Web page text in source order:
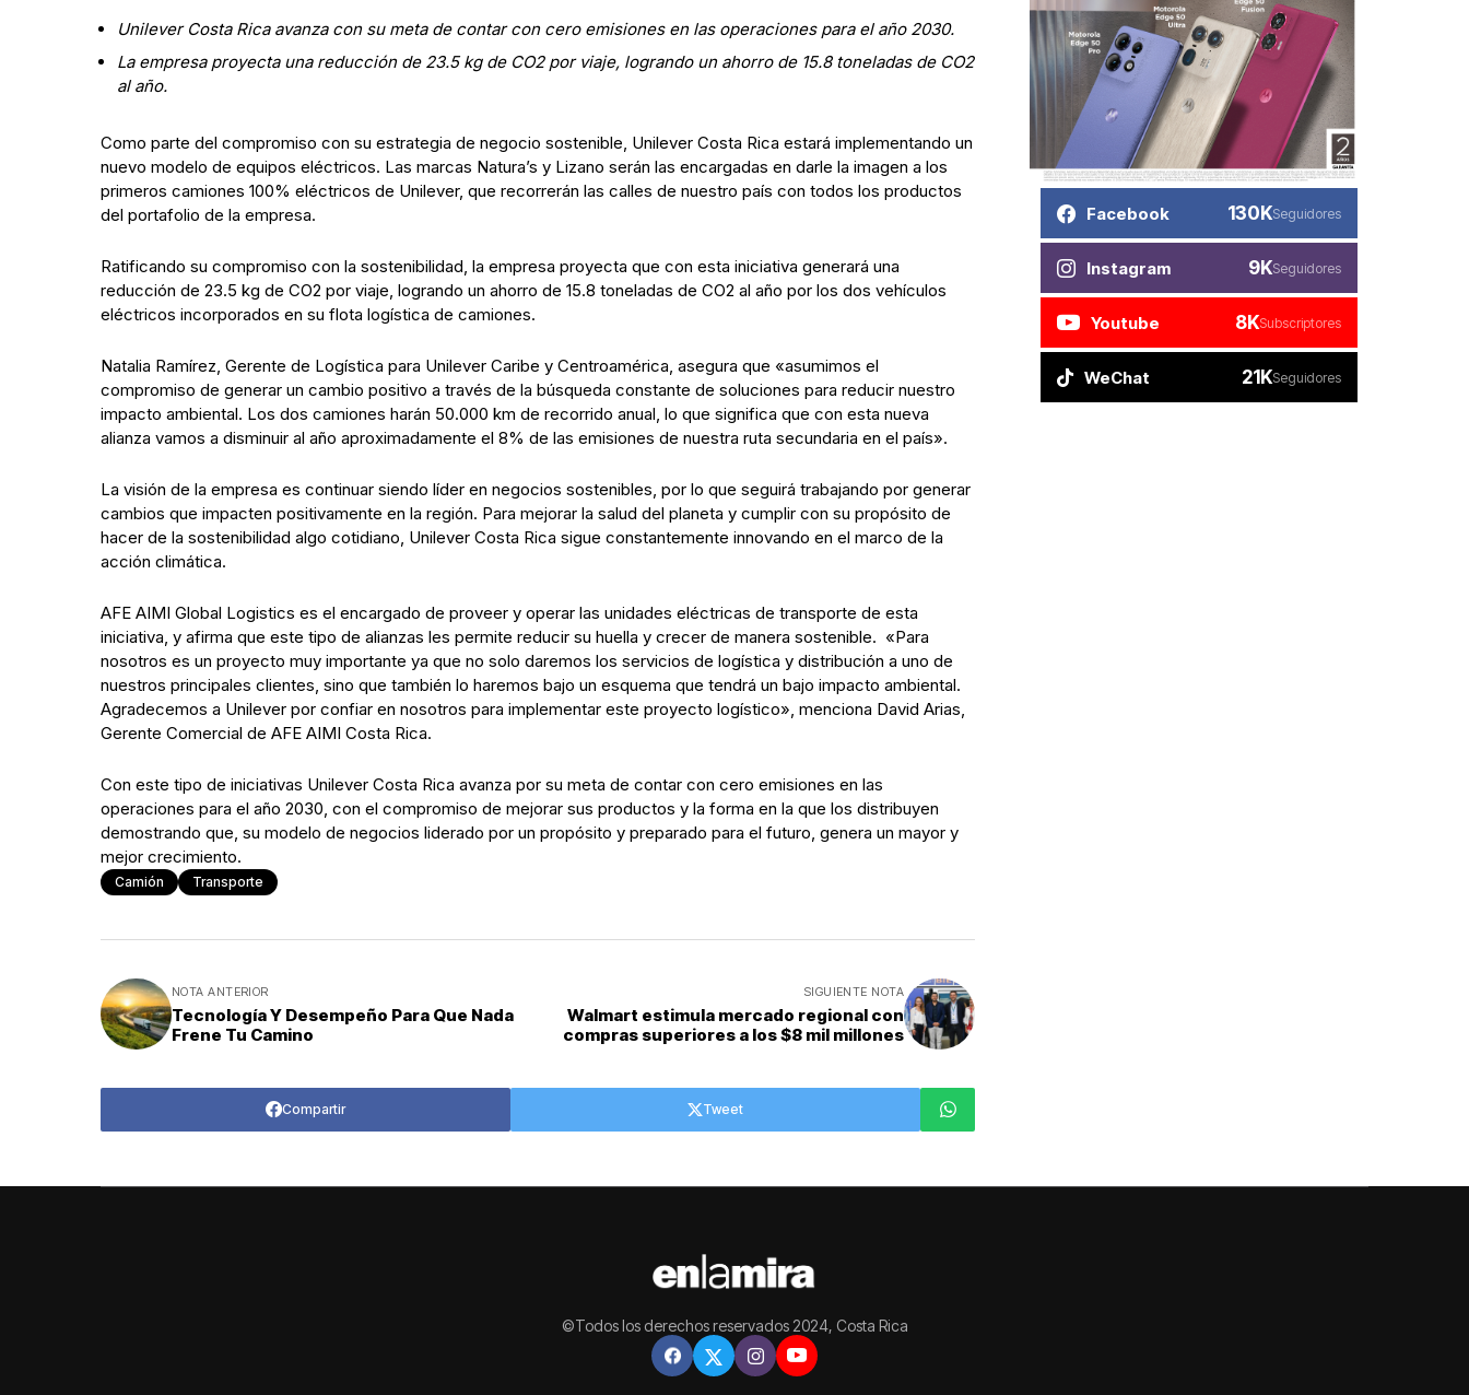
Unilever Costa Rica avanza con su meta de contar con cero emisiones en las operaciones para el año 2030.
La empresa proyecta una reducción de 23.5 kg de CO2 por viaje, logrando un ahorro de 15.8 toneladas de CO2
al año.
Como parte del compromiso con su estrategia de negocio sostenible, Unilever Costa Rica estará implementando un
nuevo modelo de equipos eléctricos. Las marcas Natura’s y Lizano serán las encargadas en darle la imagen a los
primeros camiones 100% eléctricos de Unilever, que recorrerán las calles de nuestro país con todos los productos
del portafolio de la empresa.
Ratificando su compromiso con la sostenibilidad, la empresa proyecta que con esta iniciativa generará una
reducción de 23.5 kg de CO2 por viaje, logrando un ahorro de 15.8 toneladas de CO2 al año por los dos vehículos
eléctricos incorporados en su flota logística de camiones.
Natalia Ramírez, Gerente de Logística para Unilever Caribe y Centroamérica, asegura que «asumimos el
compromiso de generar un cambio positivo a través de la búsqueda constante de soluciones para reducir nuestro
impacto ambiental. Los dos camiones harán 50.000 km de recorrido anual, lo que significa que con esta nueva
alianza vamos a disminuir al año aproximadamente el 8% de las emisiones de nuestra ruta secundaria en el país».
La visión de la empresa es continuar siendo líder en negocios sostenibles, por lo que seguirá trabajando por generar
cambios que impacten positivamente en la región. Para mejorar la salud del planeta y cumplir con su propósito de
hacer de la sostenibilidad algo cotidiano, Unilever Costa Rica sigue constantemente innovando en el marco de la
acción climática.
AFE AIMI Global Logistics es el encargado de proveer y operar las unidades eléctricas de transporte de esta
iniciativa, y afirma que este tipo de alianzas les permite reducir su huella y crecer de manera sostenible. «Para
nosotros es un proyecto muy importante ya que no solo daremos los servicios de logística y distribución a uno de
nuestros principales clientes, sino que también lo haremos bajo un esquema que tendrá un bajo impacto ambiental.
Agradecemos a Unilever por confiar en nosotros para implementar este proyecto logístico», menciona David Arias,
Gerente Comercial de AFE AIMI Costa Rica.
Con este tipo de iniciativas Unilever Costa Rica avanza por su meta de contar con cero emisiones en las
operaciones para el año 2030, con el compromiso de mejorar sus productos y la forma en la que los distribuyen
demostrando que, su modelo de negocios liderado por un propósito y preparado para el futuro, genera un mayor y
mejor crecimiento.
Camión Transporte
NOTA ANTERIOR
Tecnología Y Desempeño Para Que Nada
Frene Tu Camino
SIGUIENTE NOTA
Walmart estimula mercado regional con
compras superiores a los $8 mil millones
Compartir Tweet
Facebook 130KSeguidores
Instagram 9KSeguidores
Youtube 8KSubscriptores
WeChat 21KSeguidores
©Todos los derechos reservados 2024, Costa Rica